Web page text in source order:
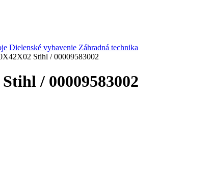
Dielenské vybavenie Záhradná technika
Stihl / 00009583002
/ 00009583002